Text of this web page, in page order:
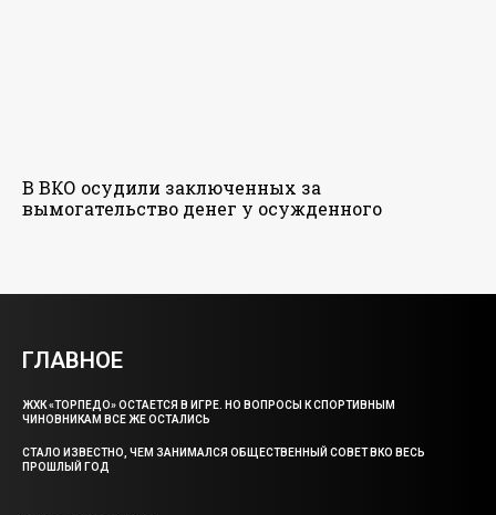
В ВКО осудили заключенных за
вымогательство денег у осужденного
ГЛАВНОЕ
ЖХК «ТОРПЕДО» ОСТАЕТСЯ В ИГРЕ. НО ВОПРОСЫ К СПОРТИВНЫМ
ЧИНОВНИКАМ ВСЕ ЖЕ ОСТАЛИСЬ
СТАЛО ИЗВЕСТНО, ЧЕМ ЗАНИМАЛСЯ ОБЩЕСТВЕННЫЙ СОВЕТ ВКО ВЕСЬ
ПРОШЛЫЙ ГОД